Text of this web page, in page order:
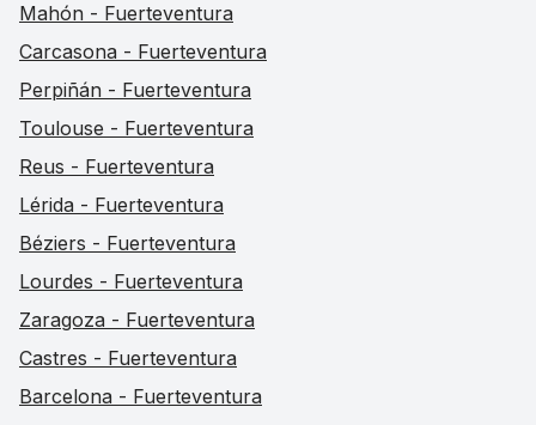
Mahón - Fuerteventura
Carcasona - Fuerteventura
Perpiñán - Fuerteventura
Toulouse - Fuerteventura
Reus - Fuerteventura
Lérida - Fuerteventura
Béziers - Fuerteventura
Lourdes - Fuerteventura
Zaragoza - Fuerteventura
Castres - Fuerteventura
Barcelona - Fuerteventura